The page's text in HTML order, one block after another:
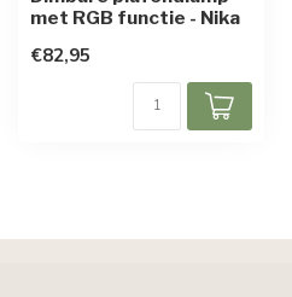
met RGB functie - Nika
€82,95